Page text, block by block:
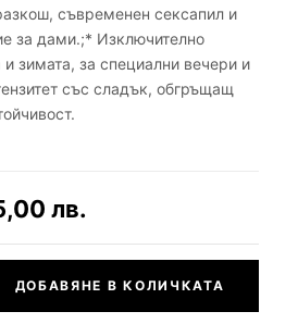
съвременен сексапил и
за дами.;* Изключително
зимата, за специални вечери и
със сладък, обгръщащ
лв.
ДОБАВЯНЕ В КОЛИЧКАТА